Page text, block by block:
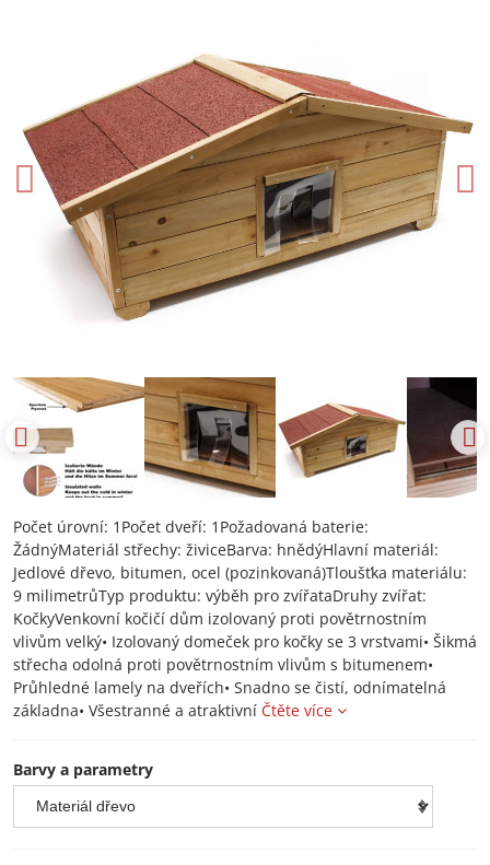
Počet úrovní: 1Počet dveří: 1Požadovaná baterie:
ŽádnýMateriál střechy: živiceBarva: hnědýHlavní materiál:
Jedlové dřevo, bitumen, ocel (pozinkovaná)Tloušťka materiálu:
9 milimetrůTyp produktu: výběh pro zvířataDruhy zvířat:
KočkyVenkovní kočičí dům izolovaný proti povětrnostním
vlivům velký• Izolovaný domeček pro kočky se 3 vrstvami• Šikmá
střecha odolná proti povětrnostním vlivům s bitumenem•
Průhledné lamely na dveřích• Snadno se čistí, odnímatelná
základna• Všestranné a atraktivní Čtěte více
Barvy a parametry